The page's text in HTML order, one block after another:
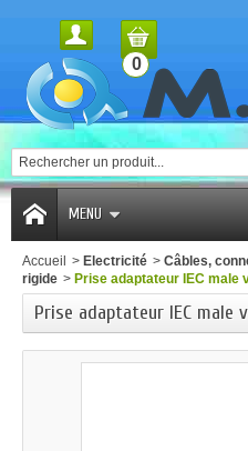
0
MENU
Accueil > Electricité > Câbles,
rigide > Prise adaptateur IEC male
Prise adaptateur IEC male